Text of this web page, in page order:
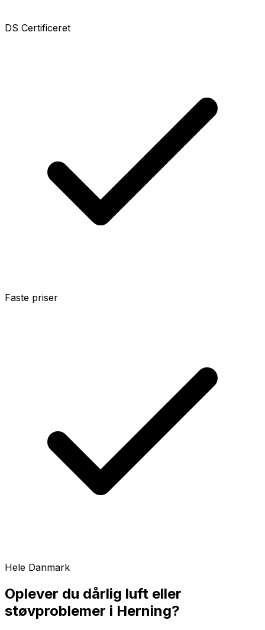
DS Certificeret
Faste priser
Hele Danmark
Oplever du dårlig luft eller
støvproblemer i Herning?